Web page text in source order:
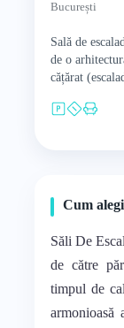
București
Sală de
de o
cățărat
Cum
Săli De
de către
timpul de
armonioasă